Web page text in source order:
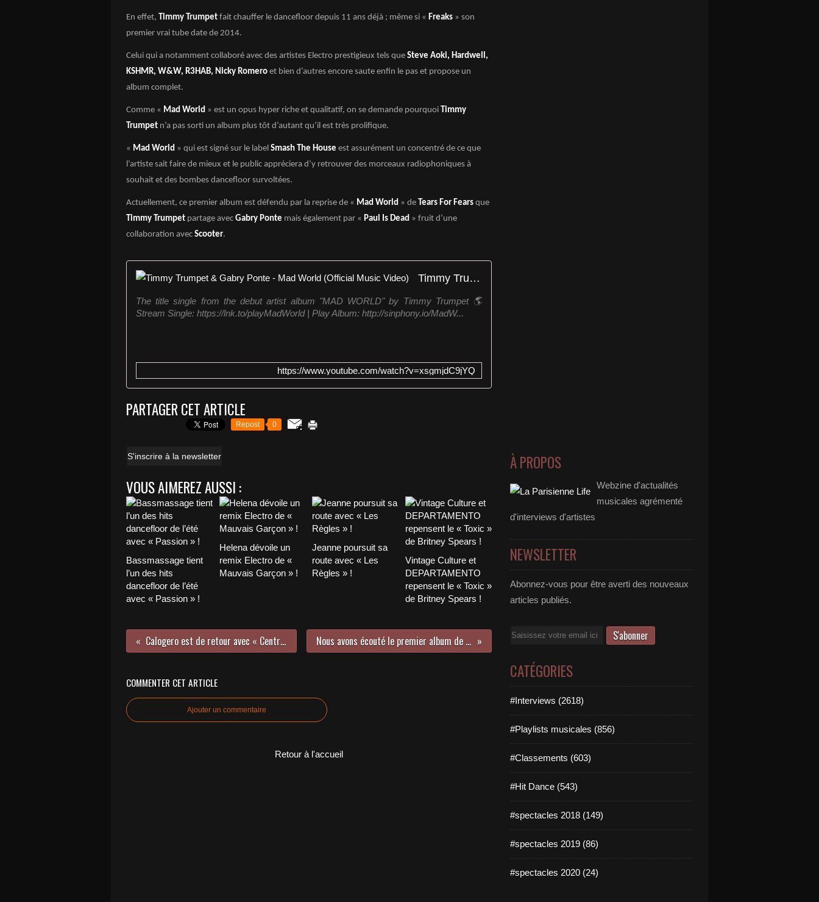
En effet, Timmy Trumpet fait chauffer le dancefloor depuis 11 ans déjà ; même si « Freaks » son
premier vrai tube date de 2014.
Celui qui a notamment collaboré avec des artistes Electro prestigieux tels que Steve Aoki, Hardwell,
KSHMR, W&W, R3HAB, Nicky Romero et bien d’autres encore saute enfin le pas et propose un
album complet.
Comme « Mad World » est un opus hyper riche et qualitatif, on se demande pourquoi Timmy
Trumpet n’a pas sorti un album plus tôt d’autant qu’il est très prolifique.
« Mad World » qui est signé sur le label Smash The House est assurément un concentré de ce que
l’artiste sait faire de mieux et le public appréciera d’y retrouver des morceaux radiophoniques à
souhait et des bombes dancefloor survoltées.
Actuellement, ce premier album est défendu par la reprise de « Mad World » de Tears For Fears que
Timmy Trumpet partage avec Gabry Ponte mais également par « Paul Is Dead » fruit d’une
collaboration avec Scooter.
Timmy Trumpet & Gabry Ponte - Mad World (Official Music Video)
The title single from the debut artist album "MAD WORLD" by Timmy Trumpet 🌎
Stream Single: https://lnk.to/playMadWorld | Play Album: http://sinphony.io/MadW...
https://www.youtube.com/watch?v=xsgmjdC9jYQ
PARTAGER CET ARTICLE
Repost 0
S'inscrire à la newsletter
VOUS AIMEREZ AUSSI :
Bassmassage tient
l’un des hits
dancefloor de l’été
avec « Passion » !
Helena dévoile un
remix Electro de «
Mauvais Garçon » !
Jeanne poursuit sa
route avec « Les
Règles » !
Vintage Culture et
DEPARTAMENTO
repensent le « Toxic »
de Britney Spears !
Calogero est de retour avec « Centre Ville » ! Nous avons écouté le premier album de Squeezie !
COMMENTER CET ARTICLE
Ajouter un commentaire
Retour à l'accueil
À PROPOS
Webzine d'actualités
musicales agrémenté
d'interviews d'artistes
NEWSLETTER
Abonnez-vous pour être averti des nouveaux
articles publiés.
Email
CATÉGORIES
#Interviews (2618)
#Playlists musicales (856)
#Classements (603)
#Hit Dance (543)
#spectacles 2018 (149)
#spectacles 2019 (86)
#spectacles 2020 (24)